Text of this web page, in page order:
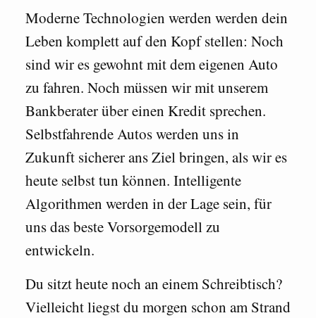
Moderne Technologien werden werden dein
Leben komplett auf den Kopf stellen: Noch
sind wir es gewohnt mit dem eigenen Auto
zu fahren. Noch müssen wir mit unserem
Bankberater über einen Kredit sprechen.
Selbstfahrende Autos werden uns in
Zukunft sicherer ans Ziel bringen, als wir es
heute selbst tun können. Intelligente
Algorithmen werden in der Lage sein, für
uns das beste Vorsorgemodell zu
entwickeln.
Du sitzt heute noch an einem Schreibtisch?
Vielleicht liegst du morgen schon am Strand